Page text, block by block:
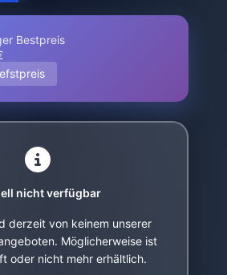
Bestpreis
nicht verfügbar
derzeit von keinem unserer
Möglicherweise ist
oder nicht mehr erhältlich.